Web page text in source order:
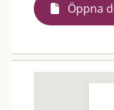
Öppna